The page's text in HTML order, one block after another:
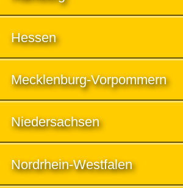
Hessen
Mecklenburg-Vorpommern
Niedersachsen
Nordrhein-Westfalen